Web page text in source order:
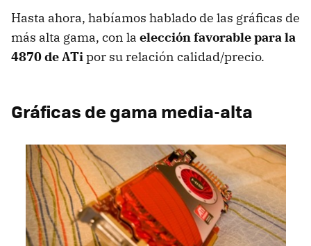
Hasta ahora, habíamos hablado de las gráficas de
más alta gama, con la elección favorable para la
4870 de ATipor su relación calidad/precio.
Gráficas de gama media-alta